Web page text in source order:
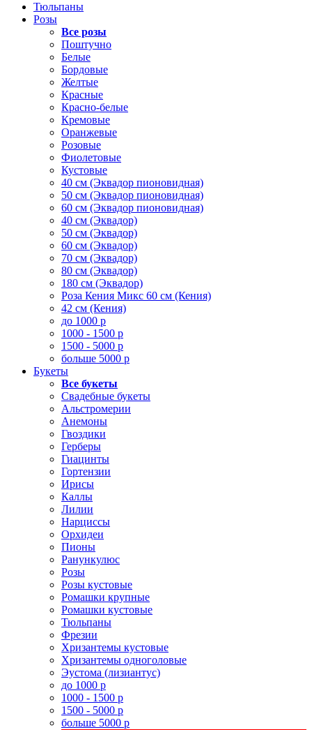
Тюльпаны
Розы
Все розы
Поштучно
Белые
Бордовые
Желтые
Красные
Красно-белые
Кремовые
Оранжевые
Розовые
Фиолетовые
Кустовые
40 см (Эквадор пионовидная)
50 см (Эквадор пионовидная)
60 см (Эквадор пионовидная)
40 см (Эквадор)
50 см (Эквадор)
60 см (Эквадор)
70 см (Эквадор)
80 см (Эквадор)
180 см (Эквадор)
Роза Кения Микс 60 см (Кения)
42 см (Кения)
до 1000 р
1000 - 1500 р
1500 - 5000 р
больше 5000 р
Букеты
Все букеты
Свадебные букеты
Альстромерии
Анемоны
Гвоздики
Герберы
Гиацинты
Гортензии
Ирисы
Каллы
Лилии
Нарциссы
Орхидеи
Пионы
Ранункулюс
Розы
Розы кустовые
Ромашки крупные
Ромашки кустовые
Тюльпаны
Фрезии
Хризантемы кустовые
Хризантемы одноголовые
Эустома (лизиантус)
до 1000 р
1000 - 1500 р
1500 - 5000 р
больше 5000 р